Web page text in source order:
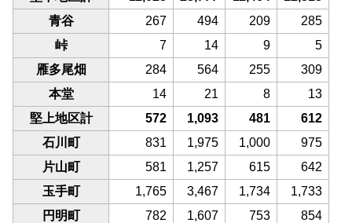
青谷
267 494 209
285
峠
7 14 9
5
雁多尾畑
284 564 255
309
本堂
14 21 8
13
堅上地区計
572 1,093 481
612
石川町
831 1,975 1,000
975
片山町
581 1,257 615
642
玉手町
1,765 3,467 1,734
1,733
円明町
782 1,607 753
854